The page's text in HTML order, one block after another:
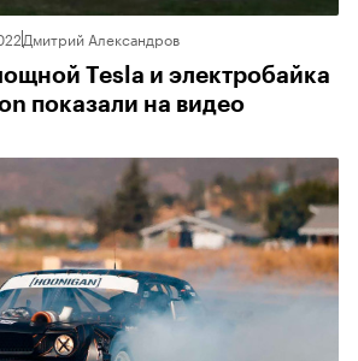
Дмитрий Александров
Tesla и электробайка
показали на видео